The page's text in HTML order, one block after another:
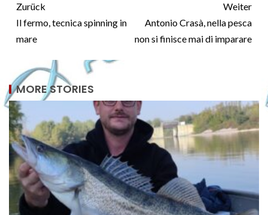
Zurück
Il fermo, tecnica spinning in
mare
Weiter
Antonio Crasà, nella pesca
non si finisce mai di imparare
MORE STORIES